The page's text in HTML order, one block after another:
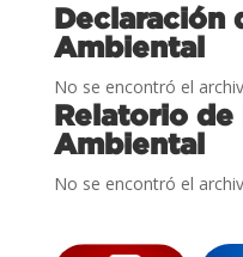
Declaración
Ambiental
No se encontró el
Relatorio de
Ambiental
No se encontró el